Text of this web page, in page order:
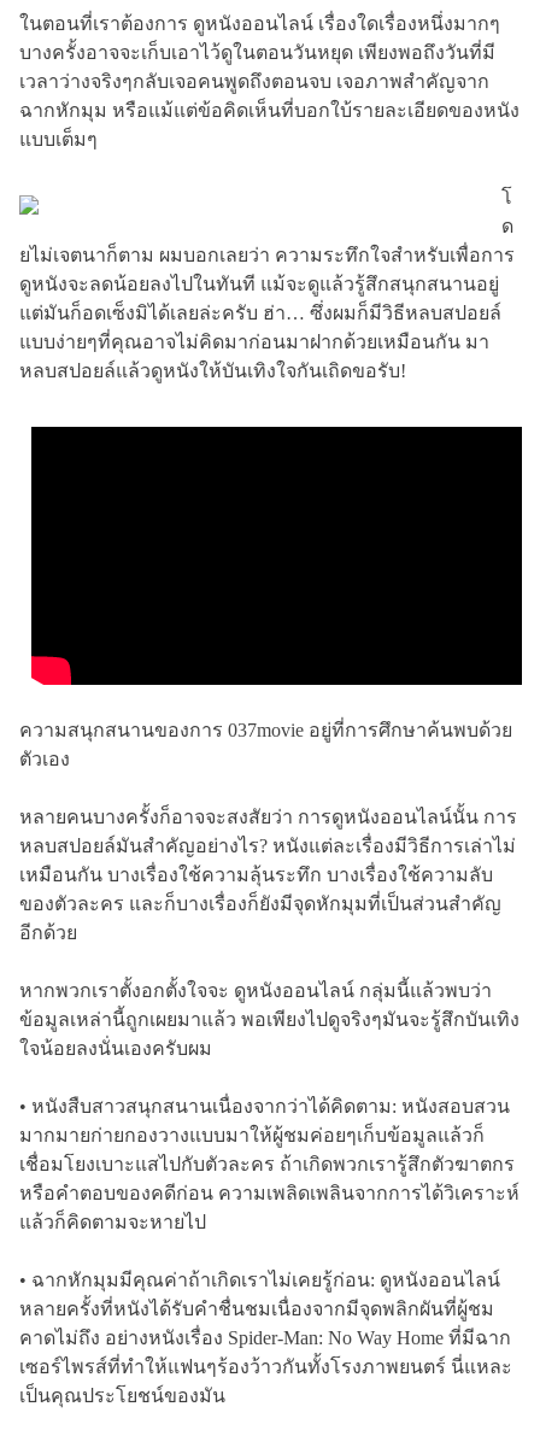
ในตอนที่เราต้องการ ดูหนังออนไลน์ เรื่องใดเรื่องหนึ่งมากๆ
บางครั้งอาจจะเก็บเอาไว้ดูในตอนวันหยุด เพียงพอถึงวันที่มี
เวลาว่างจริงๆกลับเจอคนพูดถึงตอนจบ เจอภาพสำคัญจาก
ฉากหักมุม หรือแม้แต่ข้อคิดเห็นที่บอกใบ้รายละเอียดของหนัง
แบบเต็มๆ
โ
ด
ยไม่เจตนาก็ตาม ผมบอกเลยว่า ความระทึกใจสำหรับเพื่อการ
ดูหนังจะลดน้อยลงไปในทันที แม้จะดูแล้วรู้สึกสนุกสนานอยู่
แต่มันก็อดเซ็งมิได้เลยล่ะครับ ฮ่า… ซึ่งผมก็มีวิธีหลบสปอยล์
แบบง่ายๆที่คุณอาจไม่คิดมาก่อนมาฝากด้วยเหมือนกัน มา
หลบสปอยล์แล้วดูหนังให้บันเทิงใจกันเถิดขอรับ!
ความสนุกสนานของการ 037movie อยู่ที่การศึกษาค้นพบด้วย
ตัวเอง
หลายคนบางครั้งก็อาจจะสงสัยว่า การดูหนังออนไลน์นั้น การ
หลบสปอยล์มันสำคัญอย่างไร? หนังแต่ละเรื่องมีวิธีการเล่าไม่
เหมือนกัน บางเรื่องใช้ความลุ้นระทึก บางเรื่องใช้ความลับ
ของตัวละคร และก็บางเรื่องก็ยังมีจุดหักมุมที่เป็นส่วนสำคัญ
อีกด้วย
หากพวกเราตั้งอกตั้งใจจะ ดูหนังออนไลน์ กลุ่มนี้แล้วพบว่า
ข้อมูลเหล่านี้ถูกเผยมาแล้ว พอเพียงไปดูจริงๆมันจะรู้สึกบันเทิง
ใจน้อยลงนั่นเองครับผม
• หนังสืบสาวสนุกสนานเนื่องจากว่าได้คิดตาม: หนังสอบสวน
มากมายก่ายกองวางแบบมาให้ผู้ชมค่อยๆเก็บข้อมูลแล้วก็
เชื่อมโยงเบาะแสไปกับตัวละคร ถ้าเกิดพวกเรารู้สึกตัวฆาตกร
หรือคำตอบของคดีก่อน ความเพลิดเพลินจากการได้วิเคราะห์
แล้วก็คิดตามจะหายไป
• ฉากหักมุมมีคุณค่าถ้าเกิดเราไม่เคยรู้ก่อน: ดูหนังออนไลน์
หลายครั้งที่หนังได้รับคำชื่นชมเนื่องจากมีจุดพลิกผันที่ผู้ชม
คาดไม่ถึง อย่างหนังเรื่อง Spider-Man: No Way Home ที่มีฉาก
เซอร์ไพรส์ที่ทำให้แฟนๆร้องว้าวกันทั้งโรงภาพยนตร์ นี่แหละ
เป็นคุณประโยชน์ของมัน